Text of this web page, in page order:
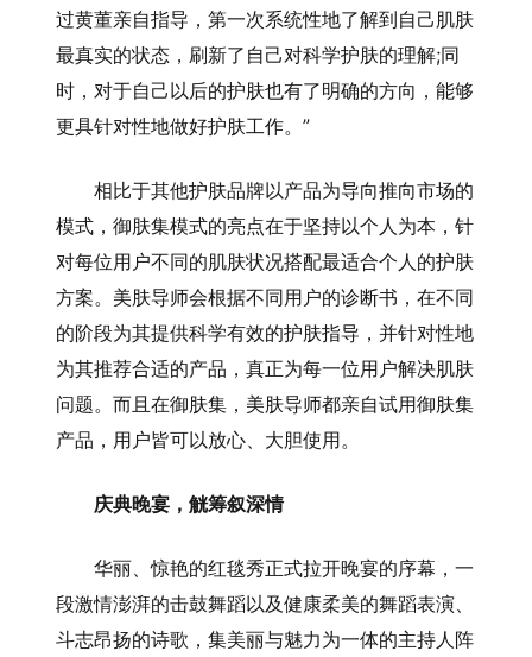
过黄董亲自指导，第一次系统性地了解到自己肌肤
最真实的状态，刷新了自己对科学护肤的理解;同
时，对于自己以后的护肤也有了明确的方向，能够
更具针对性地做好护肤工作。”
相比于其他护肤品牌以产品为导向推向市场的
模式，御肤集模式的亮点在于坚持以个人为本，针
对每位用户不同的肌肤状况搭配最适合个人的护肤
方案。美肤导师会根据不同用户的诊断书，在不同
的阶段为其提供科学有效的护肤指导，并针对性地
为其推荐合适的产品，真正为每一位用户解决肌肤
问题。而且在御肤集，美肤导师都亲自试用御肤集
产品，用户皆可以放心、大胆使用。
庆典晚宴，觥筹叙深情
华丽、惊艳的红毯秀正式拉开晚宴的序幕，一
段激情澎湃的击鼓舞蹈以及健康柔美的舞蹈表演、
斗志昂扬的诗歌，集美丽与魅力为一体的主持人阵